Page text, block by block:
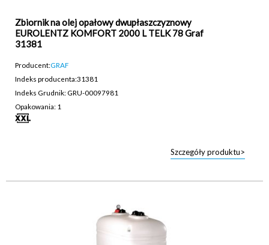
Zbiornik na olej opałowy dwupłaszczyznowy
EUROLENTZ KOMFORT 2000 L TELK 78 Graf
31381
Producent:GRAF
Indeks producenta:31381
Indeks Grudnik: GRU-00097981
Opakowania: 1
Szczegóły produktu>